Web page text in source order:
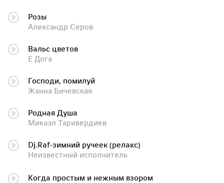
Розы
Александр Серов
Вальс цветов
Е Дога
Господи, помилуй
Жанна Бичевская
Родная Душа
Микаэл Таривердиев
Dj.Raf-зимний ручеек (релакс)
Неизвестный исполнитель
Когда простым и нежным взором